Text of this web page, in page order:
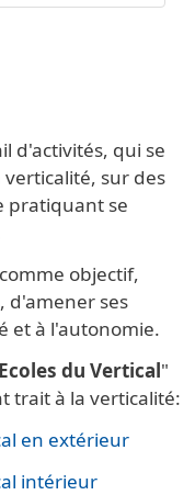
d'activités, qui se
sur des
pratiquant se
objectif,
d'amener ses
et à l'autonomie.
Ecoles du Vertical"
trait à la verticalité:
en extérieur
intérieur